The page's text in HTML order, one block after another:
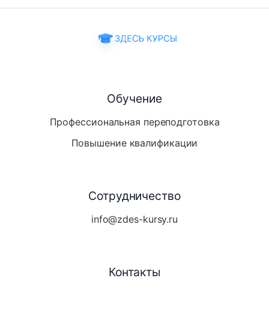
Обучение
Профессиональная переподготовка
Повышение квалификации
Сотрудничество
info@zdes-kursy.ru
Контакты